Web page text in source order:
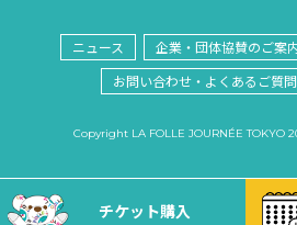
ニュース 企業・団体協賛のご案
お問い合わせ・よくあるご質問
Copyright LA FOLLE JOURNÉE TOKYO
チケット購入